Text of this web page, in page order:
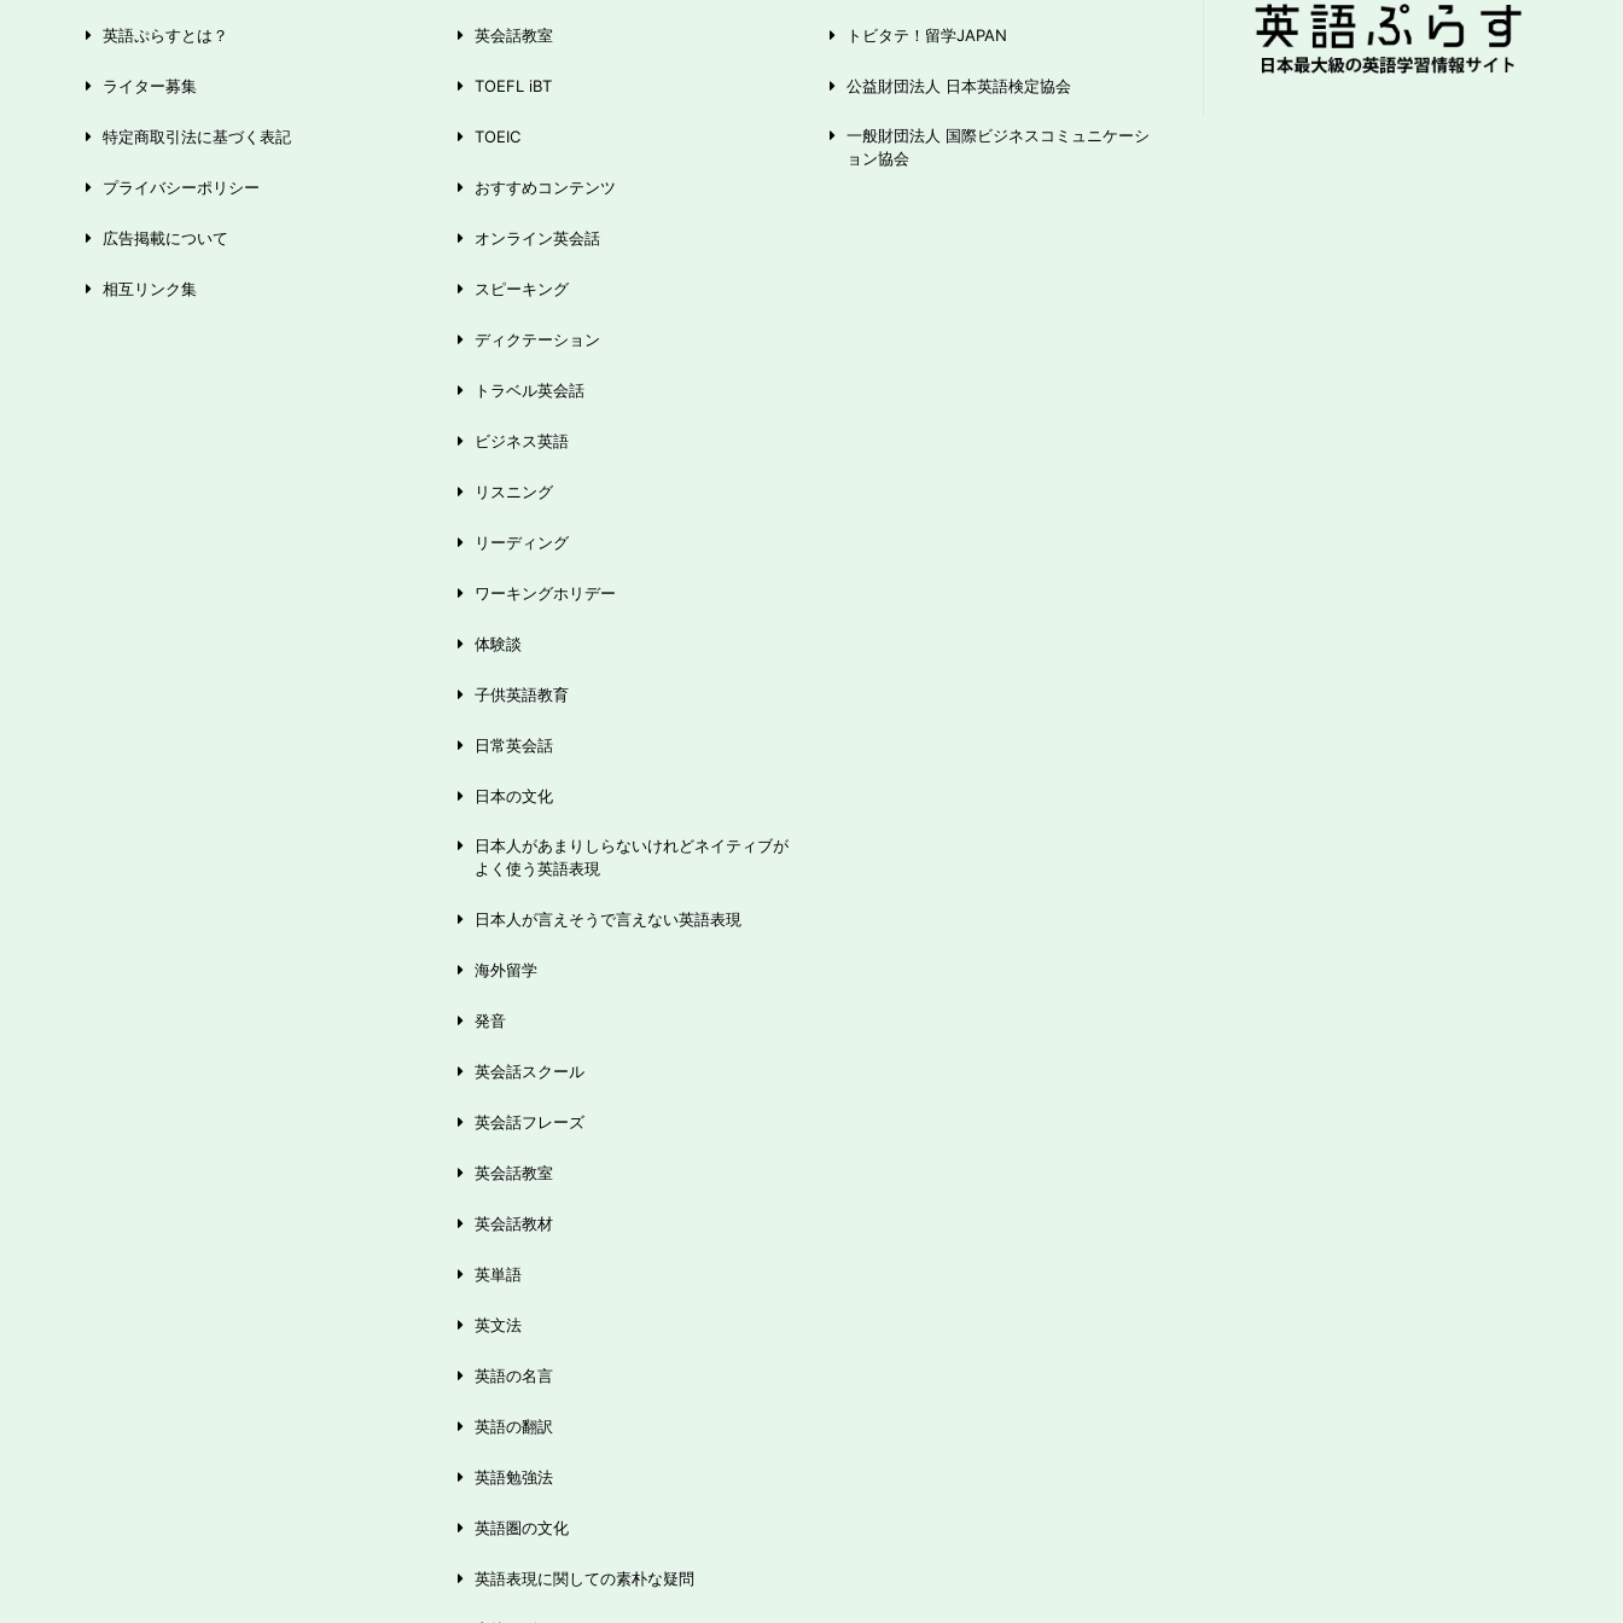
英語ぷらすとは？
ライター募集
特定商取引法に基づく表記
プライバシーポリシー
広告掲載について
相互リンク集
英会話教室
TOEFL iBT
TOEIC
おすすめコンテンツ
オンライン英会話
スピーキング
ディクテーション
トラベル英会話
ビジネス英語
リスニング
リーディング
ワーキングホリデー
体験談
子供英語教育
日常英会話
日本の文化
日本人があまりしらないけれどネイティブが
よく使う英語表現
日本人が言えそうで言えない英語表現
海外留学
発音
英会話スクール
英会話フレーズ
英会話教室
英会話教材
英単語
英文法
英語の名言
英語の翻訳
英語勉強法
英語圏の文化
英語表現に関しての素朴な疑問
トビタテ！留学JAPAN
公益財団法人 日本英語検定協会
一般財団法人 国際ビジネスコミュニケーシ
ョン協会